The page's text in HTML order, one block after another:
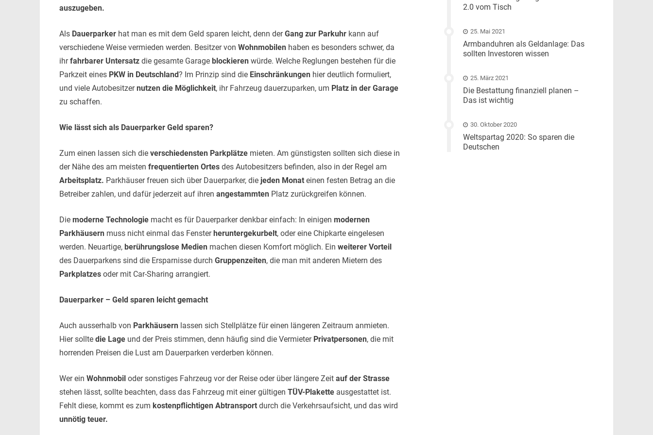
auszugeben.
Als Dauerparker hat man es mit dem Geld sparen leicht, denn derGang zur Parkuhr kann auf
verschiedene Weise vermieden werden. Besitzer von Wohnmobilen haben es besonders schwer, da
ihrfahrbarer Untersatz die gesamte Garage blockieren würde. Welche Reglungen bestehen für die
Parkzeit eines PKW in Deutschland? Im Prinzip sind die Einschränkungen hier deutlich formuliert,
und viele Autobesitzernutzen die Möglichkeit, ihr Fahrzeug dauerzuparken, um Platz in der Garage
zu schaffen.
Wie lässt sich als Dauerparker Geld sparen?
Zum einen lassen sich die verschiedensten Parkplätze mieten. Am günstigsten sollten sich diese in
der Nähe des am meisten frequentierten Ortes des Autobesitzers befinden, also in der Regel am
Arbeitsplatz. Parkhäuser freuen sich über Dauerparker, die jeden Monat einen festen Betrag an die
Betreiber zahlen, und dafür jederzeit auf ihren angestammten Platz zurückgreifen können.
Die moderne Technologie macht es für Dauerparker denkbar einfach: In einigen modernen
Parkhäusern muss nicht einmal das Fensterheruntergekurbelt, oder eine Chipkarte eingelesen
werden. Neuartige, berührungslose Medien machen diesen Komfort möglich. Ein weiterer Vorteil
des Dauerparkens sind die Ersparnisse durch Gruppenzeiten, die man mit anderen Mietern des
Parkplatzes oder mit Car-Sharing arrangiert.
Dauerparker – Geld sparen leicht gemacht
Auch ausserhalb von Parkhäusern lassen sich Stellplätze für einen längeren Zeitraum anmieten.
Hier sollte die Lage und der Preis stimmen, denn häufig sind die Vermieter Privatpersonen, die mit
horrenden Preisen die Lust am Dauerparken verderben können.
Wer ein Wohnmobil oder sonstiges Fahrzeug vor der Reise oder über längere Zeit auf der Strasse
stehen lässt, sollte beachten, dass das Fahrzeug mit einer gültigen TÜV-Plakette ausgestattet ist.
Fehlt diese, kommt es zum kostenpflichtigen Abtransport durch die Verkehrsaufsicht, und das wird
unnötig teuer.
2.0 vom Tisch
25. Mai 2021
Armbanduhren als Geldanlage: Das
sollten Investoren wissen
25. März 2021
Die Bestattung finanziell planen –
Das ist wichtig
30. Oktober 2020
Weltspartag 2020: So sparen die
Deutschen